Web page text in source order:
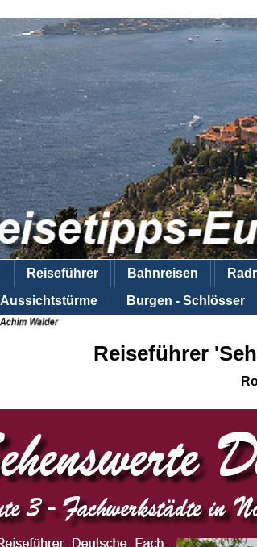
Reiseführer Bahnreisen
Aussichtstürme
Burgen - Schlösser
Reiseführer